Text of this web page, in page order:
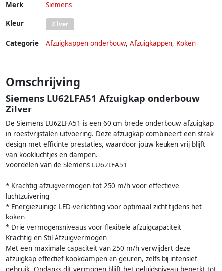
Merk Siemens
Kleur Zilver
Categorie Afzuigkappen onderbouw, Afzuigkappen, Koken
Omschrijving
Siemens LU62LFA51 Afzuigkap onderbouw
Zilver
De Siemens LU62LFA51 is een 60 cm brede onderbouw afzuigkap
in roestvrijstalen uitvoering. Deze afzuigkap combineert een strak
design met efficinte prestaties, waardoor jouw keuken vrij blijft
van kookluchtjes en dampen.
Voordelen van de Siemens LU62LFA51
* Krachtig afzuigvermogen tot 250 m/h voor effectieve
luchtzuivering
* Energiezuinige LED-verlichting voor optimaal zicht tijdens het
koken
* Drie vermogensniveaus voor flexibele afzuigcapaciteit
Krachtig en Stil Afzuigvermogen
Met een maximale capaciteit van 250 m/h verwijdert deze
afzuigkap effectief kookdampen en geuren, zelfs bij intensief
gebruik. Ondanks dit vermogen blijft het geluidsniveau beperkt tot